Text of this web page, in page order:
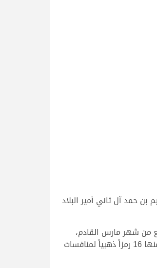
حمد آل ثاني أمير البلاد
من شهر مارس القادم،
ويتضمن إقامة 434 شوطاَ بميداني الشحانية ولبصير، رصدت لها جوائز نقدية قيمة بالإضافة إلى تخصيص 44 رمزاً للأشواط المليونية، منها 16 رمزاً ذهبياً لمنافسات